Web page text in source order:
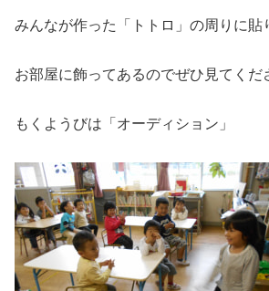
みんなが作った「トトロ」の周りに貼
お部屋に飾ってあるのでぜひ見てくだ
もくようびは「オーディション」